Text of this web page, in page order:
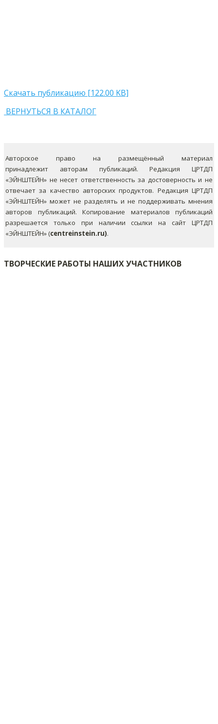
Скачать публикацию [122.00 KB]
ВЕРНУТЬСЯ В КАТАЛОГ
Авторское право на размещённый материал
принадлежит авторам публикаций. Редакция ЦРТДП
«ЭЙНШТЕЙН» не несет ответственность за достоверность и не
отвечает за качество авторских продуктов. Редакция ЦРТДП
«ЭЙНШТЕЙН» может не разделять и не поддерживать мнения
авторов публикаций. Копирование материалов публикаций
разрешается только при наличии ссылки на сайт ЦРТДП
«ЭЙНШТЕЙН» (centreinstein.ru).
ТВОРЧЕСКИЕ РАБОТЫ НАШИХ УЧАСТНИКОВ